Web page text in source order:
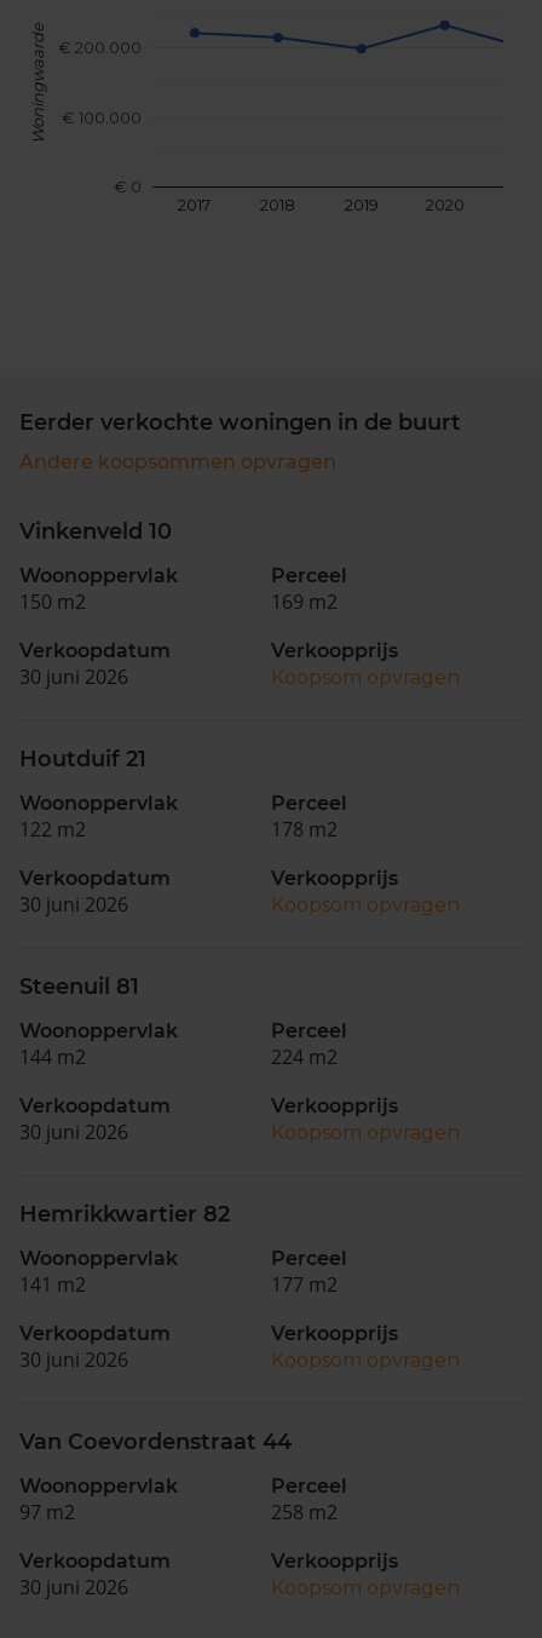
2017 2018 2019 2020
€ 0
€ 100.000
€ 200.000
Woningwaarde
Eerder verkochte woningen in de buurt
Andere koopsommen opvragen
Vinkenveld 10
Woonoppervlak
150 m2
Perceel
169 m2
Verkoopdatum
30 juni 2026
Verkoopprijs
Koopsom opvragen
Houtduif 21
Woonoppervlak
122 m2
Perceel
178 m2
Verkoopdatum
30 juni 2026
Verkoopprijs
Koopsom opvragen
Steenuil 81
Woonoppervlak
144 m2
Perceel
224 m2
Verkoopdatum
30 juni 2026
Verkoopprijs
Koopsom opvragen
Hemrikkwartier 82
Woonoppervlak
141 m2
Perceel
177 m2
Verkoopdatum
30 juni 2026
Verkoopprijs
Koopsom opvragen
Van Coevordenstraat 44
Woonoppervlak
97 m2
Perceel
258 m2
Verkoopdatum
30 juni 2026
Verkoopprijs
Koopsom opvragen